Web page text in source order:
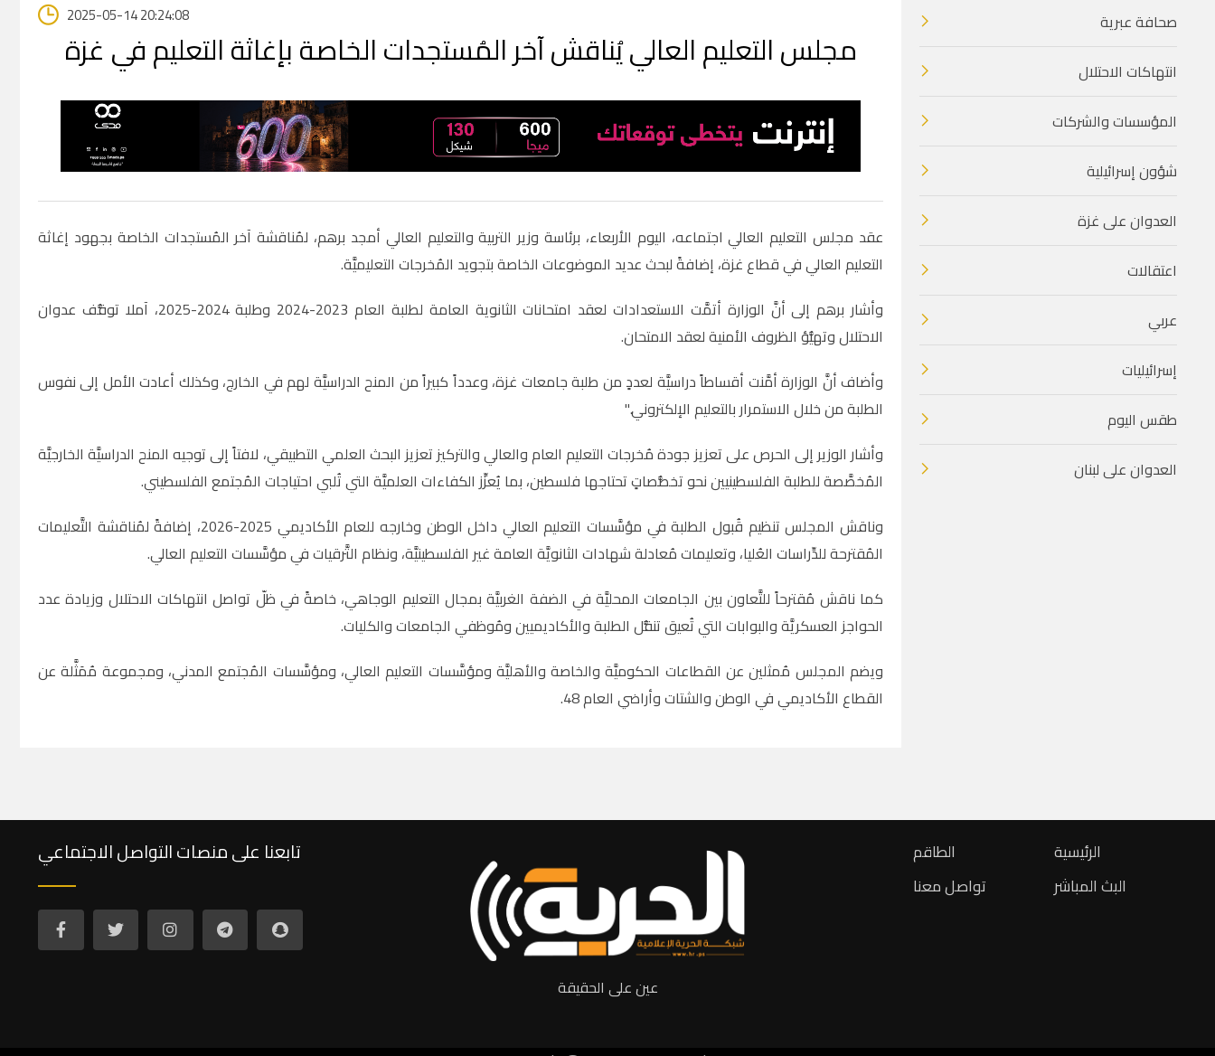
2025-05-14 20:24:08
مجلس التعليم العالي يُناقش آخر المُستجدات الخاصة بإغاثة التعليم في غزة
عقد مجلس التعليم العالي اجتماعه، اليوم الأربعاء، برئاسة وزير التربية والتعليم العالي أمجد برهم، لمُناقشة آخر المُستجدات الخاصة بجهود إغاثة
التعليم العالي في قطاع غزة، إضافةً لبحث عديد الموضوعات الخاصة بتجويد المُخرجات التعليميَّة.
وأشار برهم إلى أنَّ الوزارة أتمَّت الاستعدادات لعقد امتحانات الثانوية العامة لطلبة العام 2023-2024 وطلبة 2024-2025، آملا توقُّف عدوان
الاحتلال وتهيُّؤ الظروف الأمنية لعقد الامتحان.
وأضاف أنَّ الوزارة أمَّنت أقساطاً دراسيَّة لعددٍ من طلبة جامعات غزة، وعدداً كبيراً من المنح الدراسيَّة لهم في الخارج، وكذلك أعادت الأمل إلى نفوس
الطلبة من خلال الاستمرار بالتعليم الإلكتروني".
وأشار الوزير إلى الحرص على تعزيز جودة مُخرجات التعليم العام والعالي والتركيز تعزيز البحث العلمي التطبيقي، لافتاً إلى توجيه المنح الدراسيَّة الخارجيَّة
المُخصَّصة للطلبة الفلسطينيين نحو تخصُّصاتٍ تحتاجها فلسطين، بما يُعزِّز الكفاءات العلميَّة التي تُلبي احتياجات المُجتمع الفلسطيني.
وناقش المجلس تنظيم قُبول الطلبة في مؤسَّسات التعليم العالي داخل الوطن وخارجه للعام الأكاديمي 2025-2026، إضافةً لمُناقشة التَّعليمات
المُقترحة للدِّراسات العُليا، وتعليمات مُعادلة شهادات الثانويَّة العامة غير الفلسطينيَّة، ونظام التَّرقيات في مؤسَّسات التعليم العالي.
كما ناقش مُقترحاً للتَّعاون بين الجامعات المحليَّة في الضفة الغربيَّة بمجال التعليم الوجاهي، خاصةً في ظلّ تواصل انتهاكات الاحتلال وزيادة عدد
الحواجز العسكريَّة والبوابات التي تُعيق تنقُّل الطلبة والأكاديميين ومُوظفي الجامعات والكليات.
ويضم المجلس مُمثلين عن القطاعات الحكوميَّة والخاصة والأهليَّة ومؤسَّسات التعليم العالي، ومؤسَّسات المُجتمع المدني، ومجموعة مُمَثَّلة عن
القطاع الأكاديمي في الوطن والشتات وأراضي العام 48.
صحافة عبرية
انتهاكات الاحتلال
المؤسسات والشركات
شؤون إسرائيلية
العدوان على غزة
اعتقالات
عربي
إسرائيليات
طقس اليوم
العدوان على لبنان
تابعنا على منصات التواصل الاجتماعي
عين على الحقيقة
الطاقم
تواصل معنا
الرئيسية
البث المباشر